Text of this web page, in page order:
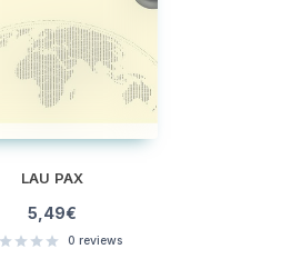
LAU PAX
5,49€
0 reviews